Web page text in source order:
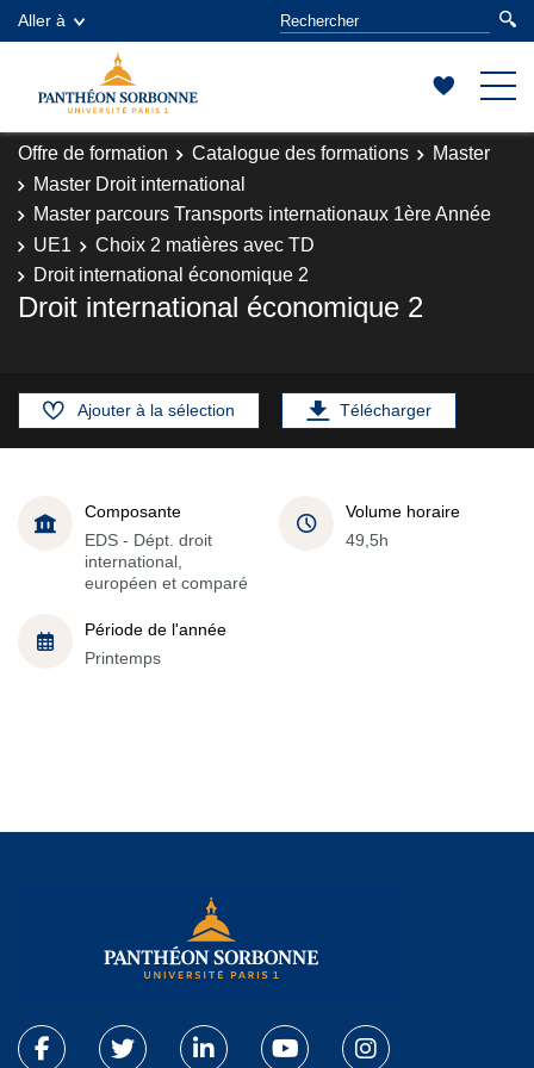
Aller à
Offre de formation Catalogue des formations
Master
Master Droit international
Master parcours Transports internationaux 1ère Année
UE1
Choix 2 matières avec TD
Droit international économique 2
Droit international économique 2
Ajouter à la sélection Télécharger
Composante
EDS - Dépt. droit
international,
européen et comparé
Volume horaire
49,5h
Période de l'année
Printemps